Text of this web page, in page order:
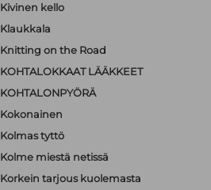
Kivinen kello
Klaukkala
Knitting on the Road
KOHTALOKKAAT LÄÄKKEET
KOHTALONPYÖRÄ
Kokonainen
Kolmas tyttö
Kolme miestä netissä
Korkein tarjous kuolemasta